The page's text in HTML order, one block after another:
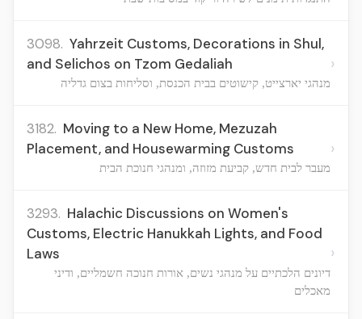
3098. Yahrzeit Customs, Decorations in Shul,
and Selichos on Tzom Gedaliah
מנהגי יארצייט, קישוטים בבית הכנסת, וסליחות בצום גדליה
›
3182. Moving to a New Home, Mezuzah
Placement, and Housewarming Customs
מעבר לבית חדש, קביעת מזוזה, ומנהגי חנוכת הבית
›
3293. Halachic Discussions on Women's
Customs, Electric Hanukkah Lights, and Food
Laws
דיונים הלכתיים על מנהגי נשים, אורות חנוכה חשמליים, ודיני
מאכלים
›